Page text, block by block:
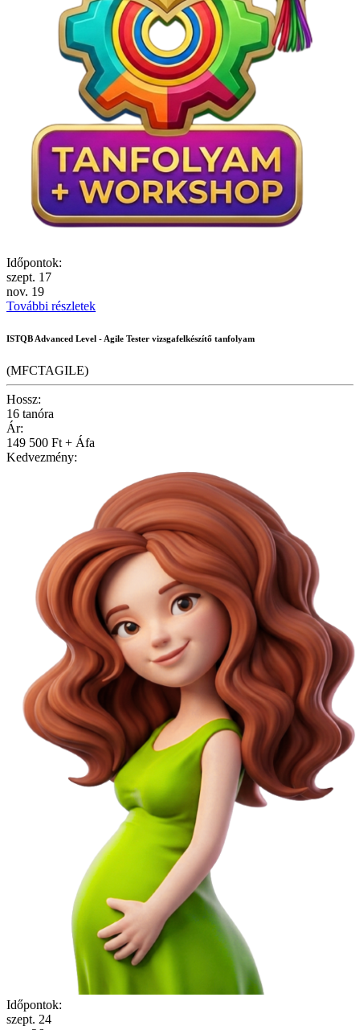
Időpontok:
szept. 17
nov. 19
További részletek
ISTQB Advanced Level - Agile Tester vizsgafelkészítő tanfolyam
(MFCTAGILE)
Hossz:
16 tanóra
Ár:
149 500 Ft + Áfa
Kedvezmény:
Időpontok:
szept. 24